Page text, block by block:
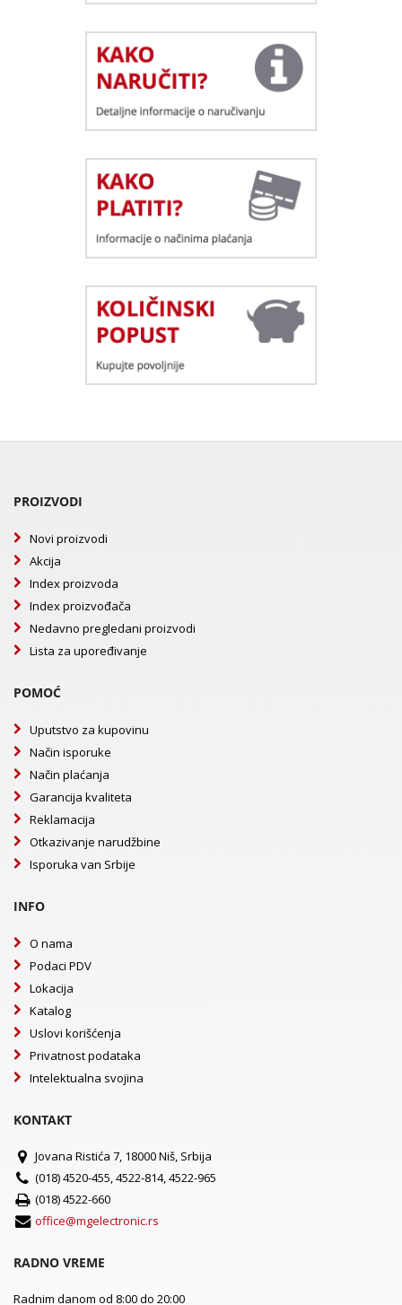
PROIZVODI
Novi proizvodi
Akcija
Index proizvoda
Index proizvođača
Nedavno pregledani proizvodi
Lista za upoređivanje
POMOĆ
Uputstvo za kupovinu
Način isporuke
Način plaćanja
Garancija kvaliteta
Reklamacija
Otkazivanje narudžbine
Isporuka van Srbije
INFO
O nama
Podaci PDV
Lokacija
Katalog
Uslovi korišćenja
Privatnost podataka
Intelektualna svojina
KONTAKT
Jovana Ristića 7, 18000 Niš, Srbija
(018) 4520-455, 4522-814, 4522-965
(018) 4522-660
office@mgelectronic.rs
RADNO VREME
Radnim danom od 8:00 do 20:00